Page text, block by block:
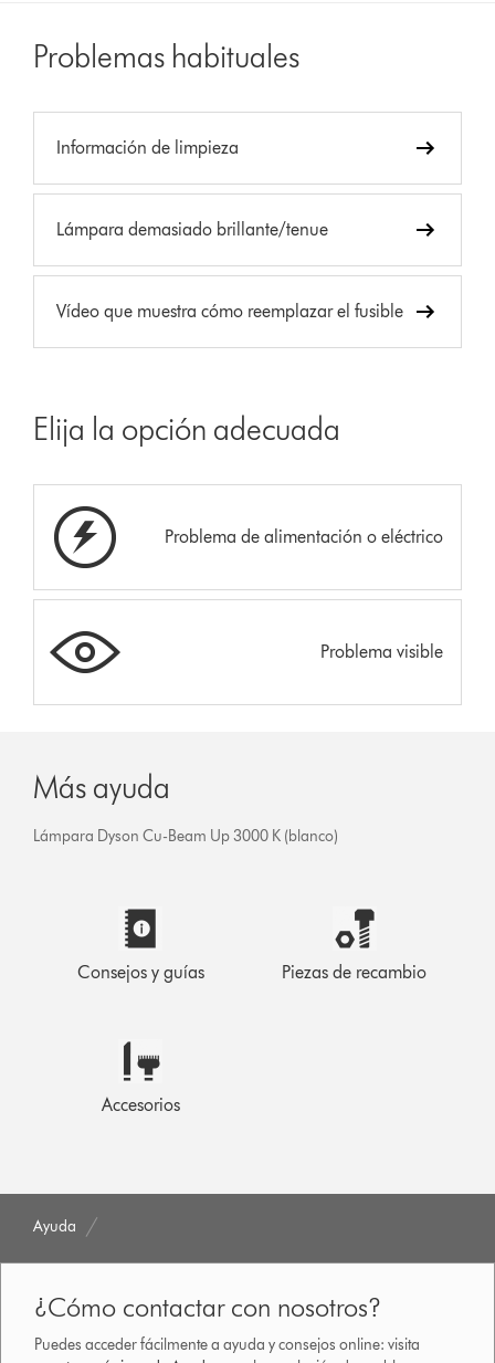
Problemas habituales
Información de limpieza
Lámpara demasiado brillante/tenue
Vídeo que muestra cómo reemplazar el fusible
Elija la opción adecuada
Problema de alimentación o eléctrico
Problema visible
Más ayuda
Lámpara Dyson Cu-Beam Up 3000 K (blanco)
Consejos y guías Piezas de recambio
Accesorios
Ayuda
¿Cómo contactar con nosotros?
Puedes acceder fácilmente a ayuda y consejos online: visita